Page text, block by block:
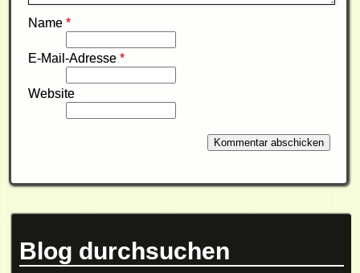
Name *
E-Mail-Adresse *
Website
Blog durchsuchen